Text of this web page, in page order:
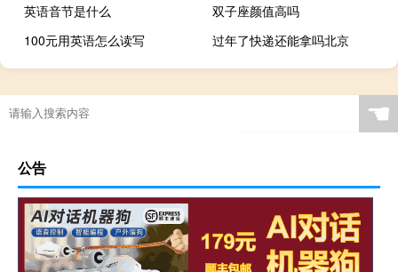
英语音节是什么
双子座颜值高吗
100元用英语怎么读写
过年了快递还能拿吗北京
☚
公告